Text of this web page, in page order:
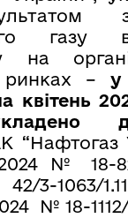
газу
на
ринках – у
квітень
“Нафтогаз
№ 18-
42/3-1063/
№ 18-1112/